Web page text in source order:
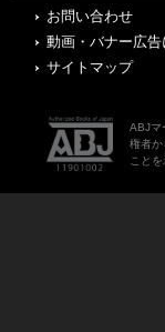
お問い合わせ
動画・バナー広告
サイトマップ
ABJマ
権者か
こと